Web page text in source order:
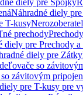
diely pre Spojky
Náhradné diely
T-kusy
prechody
diely pre Prechody a
diely pre Zátky
so
závitovým
pre T-kusy pre